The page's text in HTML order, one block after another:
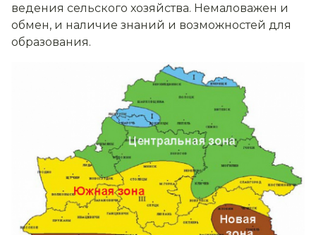
ведения сельского хозяйства. Немаловажен и
обмен, и наличие знаний и возможностей для
образования.